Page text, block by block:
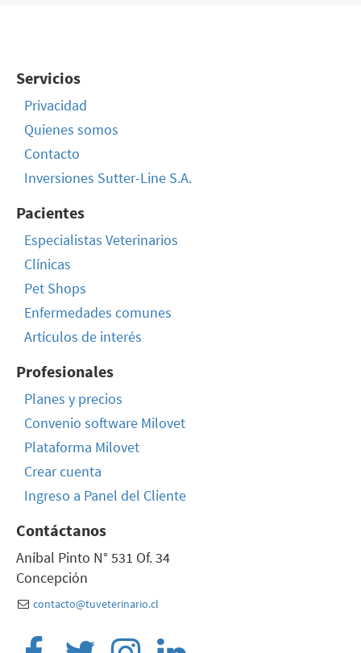
Servicios
Privacidad
Quienes somos
Contacto
Inversiones Sutter-Line S.A.
Pacientes
Especialistas Veterinarios
Clínicas
Pet Shops
Enfermedades comunes
Artículos de interés
Profesionales
Planes y precios
Convenio software Milovet
Plataforma Milovet
Crear cuenta
Ingreso a Panel del Cliente
Contáctanos
Aníbal Pinto N° 531 Of. 34
Concepción
contacto@tuveterinario.cl